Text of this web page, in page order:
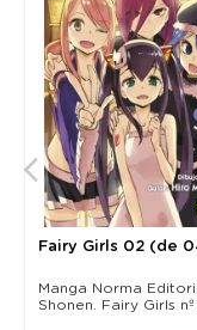
Fairy Girls 02 (de
Manga Norma
Shonen. Fairy Girls nº